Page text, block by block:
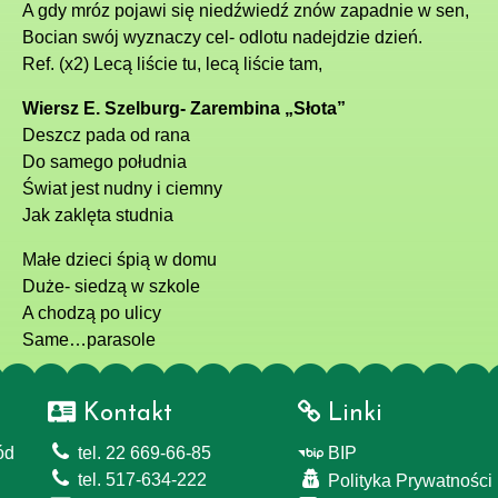
A gdy mróz pojawi się niedźwiedź znów zapadnie w sen,
Bocian swój wyznaczy cel- odlotu nadejdzie dzień.
Ref. (x2) Lecą liście tu, lecą liście tam,
Wiersz E. Szelburg- Zarembina „Słota”
Deszcz pada od rana
Do samego południa
Świat jest nudny i ciemny
Jak zaklęta studnia
Małe dzieci śpią w domu
Duże- siedzą w szkole
A chodzą po ulicy
Same…parasole
Kontakt
tel. 22 669-66-85
tel. 517-634-222
Linki
BIP
Polityka Prywatności